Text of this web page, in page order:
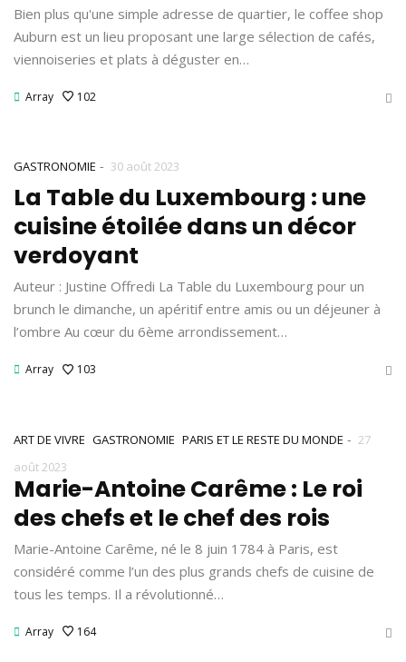
Bien plus qu'une simple adresse de quartier, le coffee shop
Auburn est un lieu proposant une large sélection de cafés,
viennoiseries et plats à déguster en…
Array 102
GASTRONOMIE - 30 août 2023
La Table du Luxembourg : une
cuisine étoilée dans un décor
verdoyant
Auteur : Justine Offredi La Table du Luxembourg pour un
brunch le dimanche, un apéritif entre amis ou un déjeuner à
l’ombre Au cœur du 6ème arrondissement…
Array 103
ART DE VIVRE GASTRONOMIE PARIS ET LE RESTE DU MONDE - 27
août 2023
Marie-Antoine Carême : Le roi
des chefs et le chef des rois
Marie-Antoine Carême, né le 8 juin 1784 à Paris, est
considéré comme l’un des plus grands chefs de cuisine de
tous les temps. Il a révolutionné…
Array 164